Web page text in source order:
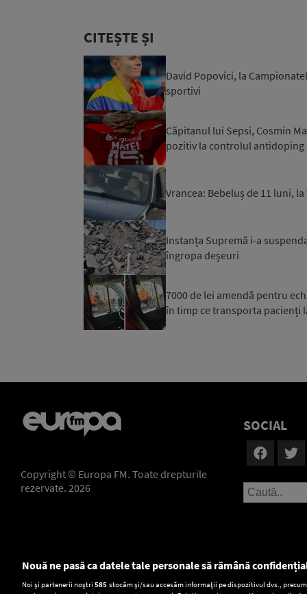
CITEȘTE ȘI
David Popovici, la
sportivi
Căpitanul lui Sepsi, Cosmin
pozitiv la controlul antidoping
Vrancea: Bebeluș de 11 luni,
Instanța Supremă i-a
îngropa deșeuri
7000 de lei amendă pentru
în timp ce transporta pacienți
Copyright © Europa FM. Toate drepturile
rezervate. 2026
SOCIAL
Setări:
Nouă ne pasă ca datele tale personale să rămână
Noi și partenerii noștri585 stocăm și/sau accesăm informații pe dispozitivul dvs.,